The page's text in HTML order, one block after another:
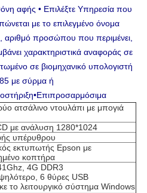
αφής • Επιλέξτε Υπηρεσία που
με το επιλεγμένο όνομα
αριθμό προσώπου που περιμένει,
χαρακτηριστικά αναφοράς σε
σε βιομηχανικό υπολογιστή
με σύρμα ή
•Επιπροσαρμόσιμα
ατσάλινο ντουλάπι με μπογιά
με ανάλυση 1280*1024
υπέρυθρου
εκτυπωτής Epson με
κοπτήρα
4G DDR3
6 θύρες USB
το λειτουργικό σύστημα Windows